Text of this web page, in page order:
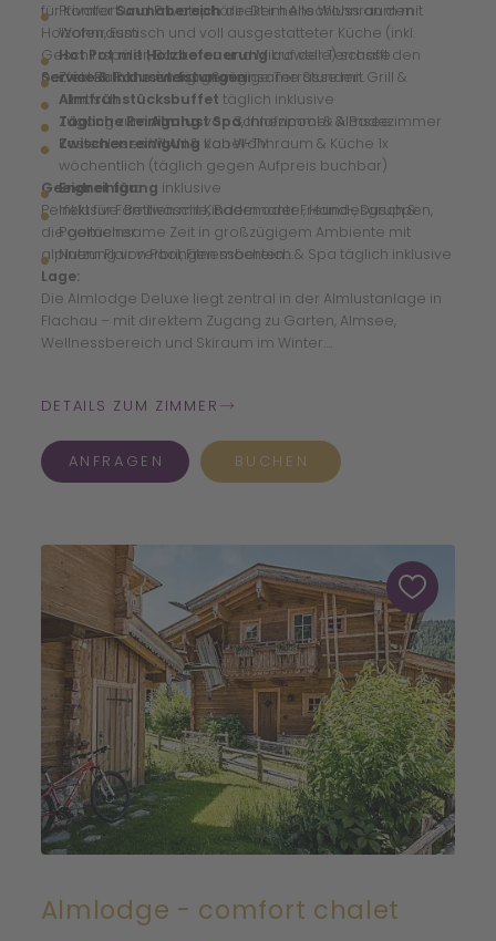
für Komfort und Privatsphäre. Der helle Wohnraum mit
Holzofen, Esstisch und voll ausgestatteter Küche (inkl.
Geschirrspüler, Backofen und Mikrowelle) schafft den
perfekten Rahmen für gemeinsame Stunden.
PrivaterSaunabereichdirekt im Anschluss an den
Wohnraum
Hot Pot mit Holzbefeuerungauf der Terrasse
Zwei Balkone und großzügige Terrasse mit Grill &
Almtisch
Zugang zumAlmlust Spa, Innenpool & Almsee
Kostenloses WLAN & Kabel-TV
Service & Inklusivleistungen
Almfrühstücksbuffet täglich inklusive
Tägliche Reinigungvon Schlafzimmer & Badezimmer
Zwischenreinigung von Wohnraum & Küche 1x
wöchentlich (täglich gegen Aufpreis buchbar)
Endreinigung inklusive
Inklusive: Bettwäsche, Bademantel, Hand-, Dusch &
Pooltücher
Nutzung von Pool, Fitnessbereich & Spa täglich inklusive
Geeignet für:
Perfekt für Familien mit Kindern oder Freundesgruppen,
die gemeinsame Zeit in großzügigem Ambiente mit
alpinem Flair verbringen möchten.
Lage:
Die Almlodge Deluxe liegt zentral in der Almlustanlage in
Flachau – mit direktem Zugang zu Garten, Almsee,
Wellnessbereich und Skiraum im Winter.
DETAILS ZUM ZIMMER
ANFRAGEN BUCHEN
Almlodge - comfort chalet